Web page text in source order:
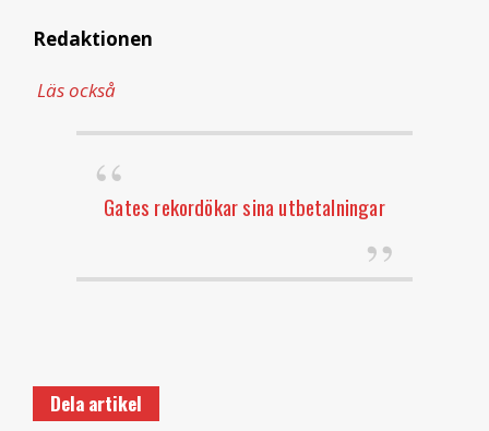
Redaktionen
Läs också
Gates rekordökar sina utbetalningar
Dela artikel